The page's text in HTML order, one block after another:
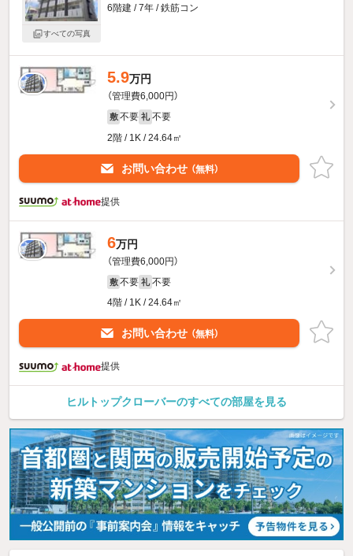
すべての写真
6階建 / 7年 / 鉄筋コン
5.9万円
（管理費6,000円）
敷 不要 礼 不要
2階 / 1K / 24.64㎡
お問い合わせ （無料）
提供
6万円
（管理費6,000円）
敷 不要 礼 不要
4階 / 1K / 24.64㎡
お問い合わせ （無料）
提供
ヒルトップクローバーのすべての部屋を見る